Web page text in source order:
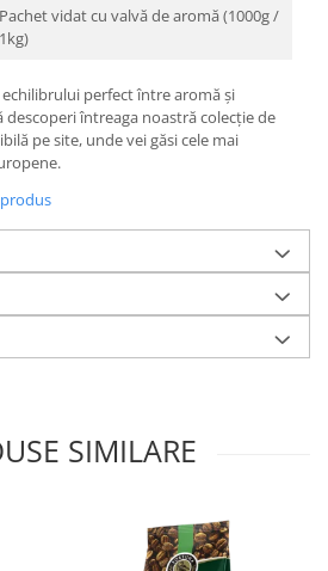
Pachet vidat cu valvă de aromă (1000g /
1kg)
echilibrului perfect între aromă și
întreaga noastră colecție de
pe site, unde vei găsi cele mai
SIMILARE